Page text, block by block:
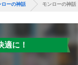
ローの神話 モンローの神話
適に！